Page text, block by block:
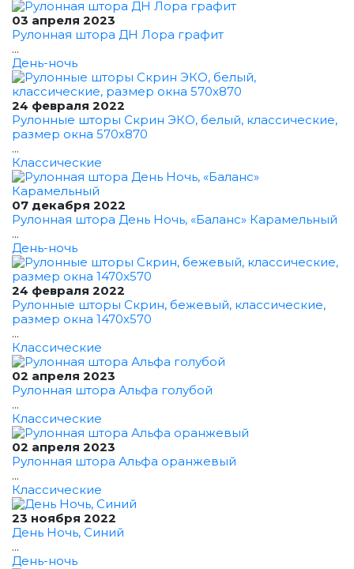
03 апреля 2023
Рулонная штора ДН Лора графит
...
День-ночь
24 февраля 2022
Рулонные шторы Скрин ЭКО, белый, классические,
размер окна 570x870
...
Классические
07 декабря 2022
Рулонная штора День Ночь, «Баланс» Карамельный
...
День-ночь
24 февраля 2022
Рулонные шторы Скрин, бежевый, классические,
размер окна 1470x570
...
Классические
02 апреля 2023
Рулонная штора Альфа голубой
...
Классические
02 апреля 2023
Рулонная штора Альфа оранжевый
...
Классические
23 ноября 2022
День Ночь, Синий
...
День-ночь